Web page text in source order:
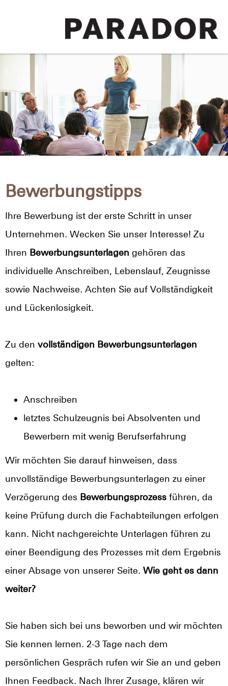
Bewerbungstipps
Ihre Bewerbung ist der erste Schritt in unser
Unternehmen. Wecken Sie unser Interesse! Zu
Ihren Bewerbungsunterlagen gehören das
individuelle Anschreiben, Lebenslauf, Zeugnisse
sowie Nachweise. Achten Sie auf Vollständigkeit
und Lückenlosigkeit.
Zu den vollständigen Bewerbungsunterlagen
gelten:
Anschreiben
letztes Schulzeugnis bei Absolventen und
Bewerbern mit wenig Berufserfahrung
Wir möchten Sie darauf hinweisen, dass
unvollständige Bewerbungsunterlagen zu einer
Verzögerung des Bewerbungsprozess führen, da
keine Prüfung durch die Fachabteilungen erfolgen
kann. Nicht nachgereichte Unterlagen führen zu
einer Beendigung des Prozesses mit dem Ergebnis
einer Absage von unserer Seite. Wie geht es dann
weiter?
Sie haben sich bei uns beworben und wir möchten
Sie kennen lernen. 2-3 Tage nach dem
persönlichen Gespräch rufen wir Sie an und geben
Ihnen Feedback. Nach Ihrer Zusage, klären wir